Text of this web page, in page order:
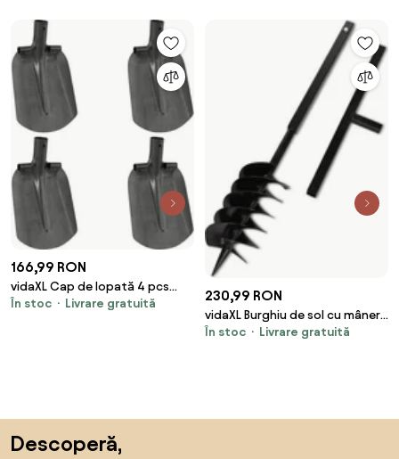
166,99 RON
vidaXL Cap de lopată 4 pcs
Argintiu 33 x 21 cm
În stoc Livrare gratuită
230,99 RON
vidaXL Burghiu de sol cu mâner,
150 mm, trei spirale, negru, oțel
În stoc Livrare gratuită
Descoperă,